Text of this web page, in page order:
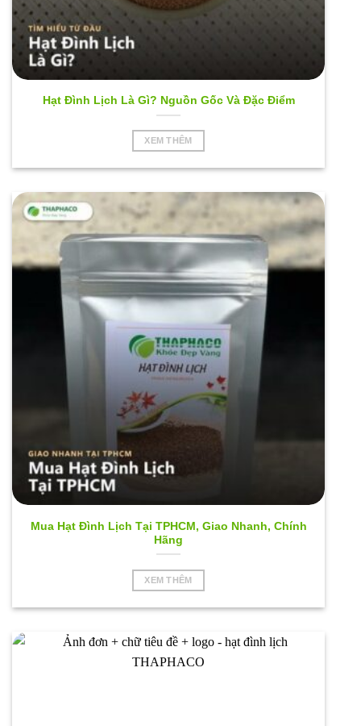
Hạt Đình Lịch Là Gì? Nguồn Gốc Và Đặc Điểm
XEM THÊM
Mua Hạt Đình Lịch Tại TPHCM, Giao Nhanh, Chính
Hãng
XEM THÊM